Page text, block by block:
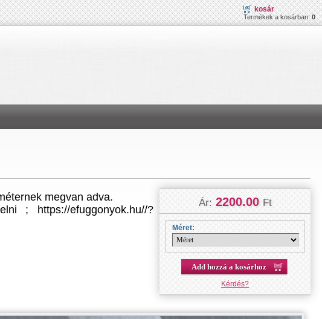
kosár
Termékek a kosárban:0
Ár: 2200.00 Ft
Méret:
Add hozzá a kosárhoz
Kérdés?
megvan adva.
; https://efuggonyok.hu//?